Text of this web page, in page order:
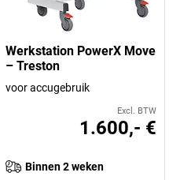
Werkstation PowerX Move
– Treston
voor accugebruik
Excl. BTW
1.600,- €
Binnen 2 weken